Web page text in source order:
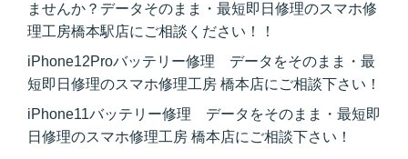
ませんか？データそのまま・最短即日修理のスマホ修
理工房橋本駅店にご相談ください！！
iPhone12Proバッテリー修理 データをそのまま・最
短即日修理のスマホ修理工房 橋本店にご相談下さい！
iPhone11バッテリー修理 データをそのまま・最短即
日修理のスマホ修理工房 橋本店にご相談下さい！